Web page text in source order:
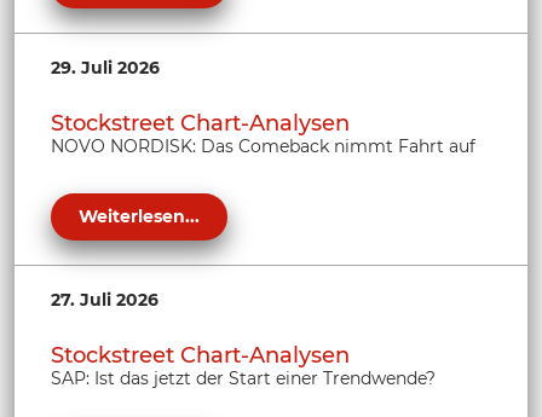
29. Juli 2026
Stockstreet Chart-Analysen
NOVO NORDISK: Das Comeback nimmt Fahrt auf
Weiterlesen...
27. Juli 2026
Stockstreet Chart-Analysen
SAP: Ist das jetzt der Start einer Trendwende?